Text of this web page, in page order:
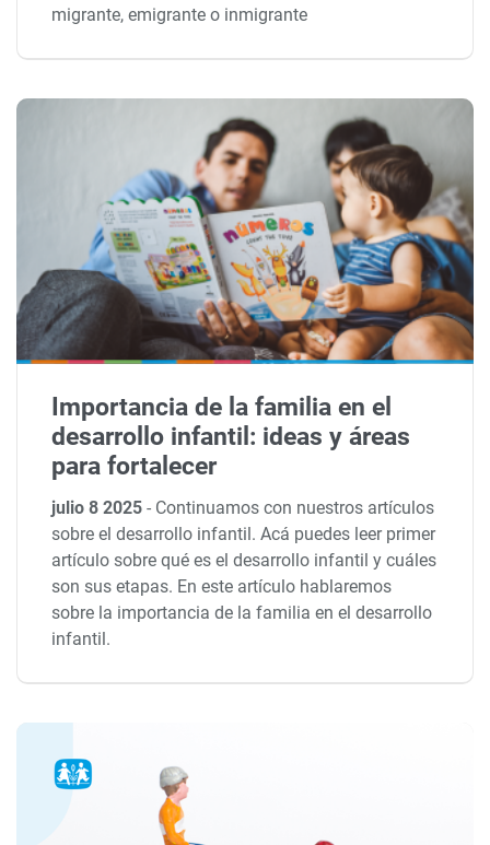
migrante, emigrante o inmigrante
Importancia de la familia en el
desarrollo infantil: ideas y áreas
para fortalecer
julio 8 2025- Continuamos con nuestros artículos
sobre el desarrollo infantil. Acá puedes leer primer
artículo sobre qué es el desarrollo infantil y cuáles
son sus etapas. En este artículo hablaremos
sobre la importancia de la familia en el desarrollo
infantil.